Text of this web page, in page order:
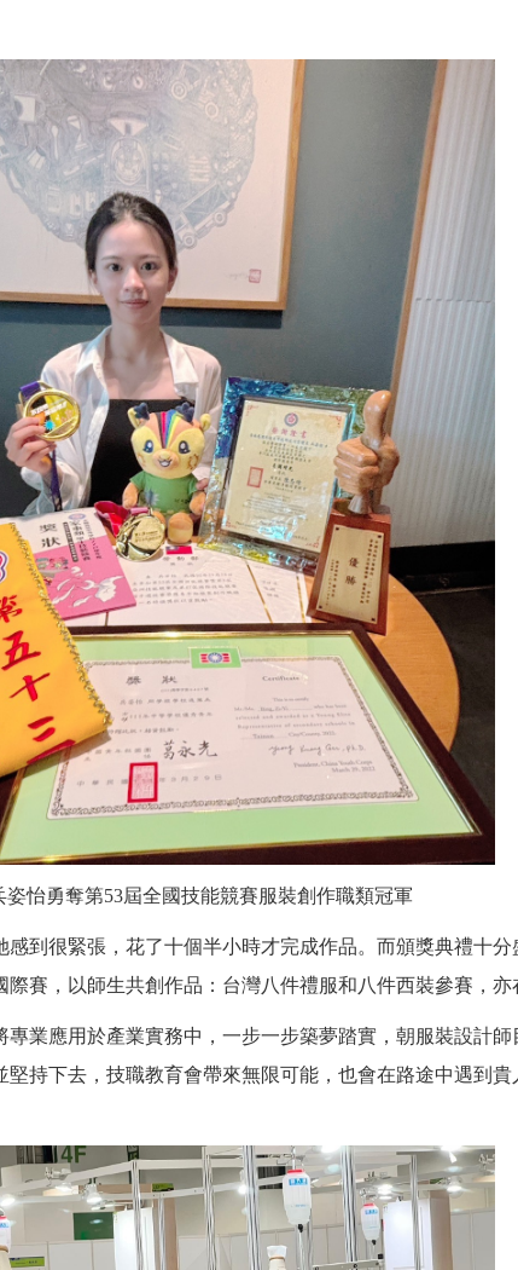
姿怡勇奪第53屆全國技能競賽服裝創作職類冠軍
到很緊張，花了十個半小時才完成作品。而頒獎典禮十
賽，以師生共創作品：台灣八件禮服和八件西裝參賽，亦
業應用於產業實務中，一步一步築夢踏實，朝服裝設計
持下去，技職教育會帶來無限可能，也會在路途中遇到